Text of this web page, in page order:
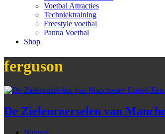
Voetbal Attracties
Techniektraining
Freestyle voetbal
Panna Voetbal
Shop
ferguson
De Zielenroerselen van
Nieuws